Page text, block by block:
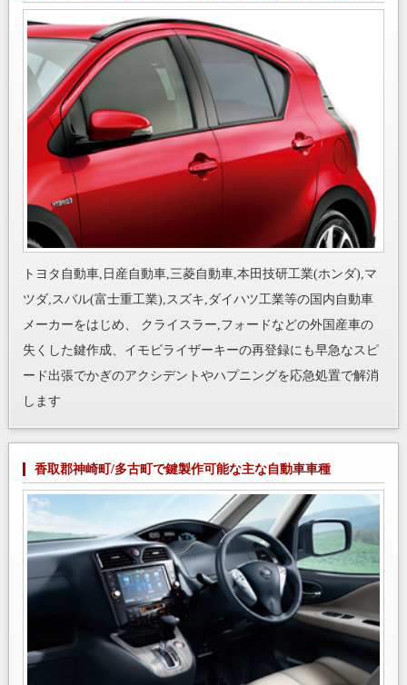
トヨタ自動車,日産自動車,三菱自動車,本田技研工業(ホンダ),マ
ツダ,スバル(富士重工業),スズキ,ダイハツ工業等の国内自動車
メーカーをはじめ、 クライスラー,フォードなどの外国産車の
失くした鍵作成、イモビライザーキーの再登録にも早急なスピ
ード出張でかぎのアクシデントやハプニングを応急処置で解消
します
香取郡神崎町/多古町で鍵製作可能な主な自動車車種